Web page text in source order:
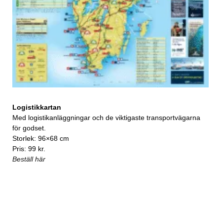
Logistikkartan
Med logistikanläggningar och de viktigaste transportvägarna
för godset.
Storlek: 96×68 cm
Pris: 99 kr.
Beställ här